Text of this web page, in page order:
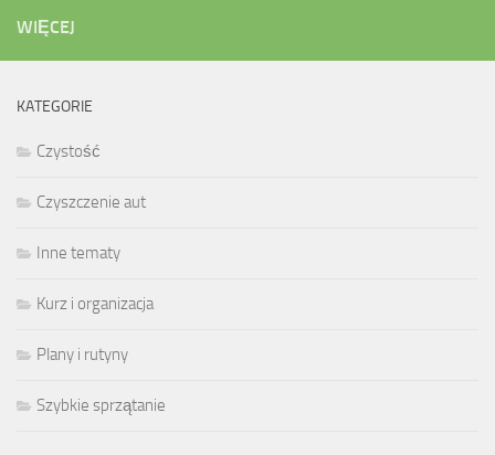
WIĘCEJ
KATEGORIE
Czystość
Czyszczenie aut
Inne tematy
Kurz i organizacja
Plany i rutyny
Szybkie sprzątanie